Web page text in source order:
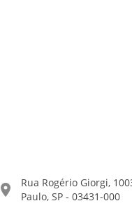
Rua Rogério Giorgi,
Paulo, SP - 03431-000